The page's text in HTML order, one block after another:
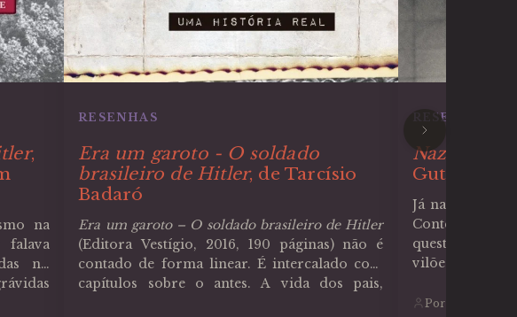
,
na
falava
no
RESENHAS
Era um garoto - O soldado
brasileiro de Hitler, de Tarcísio
Badaró
Era um garoto – O soldado brasileiro de Hitler
(Editora Vestígio, 2016, 190 páginas) não é
contado de forma linear. É intercalado com
capítulos sobre o antes. A vida dos pais,
RESENHAS
Nazistas
Guterman
Já na
Contexto,
questiona,
vilões tenham
da vida em
Por Heidi Gisele